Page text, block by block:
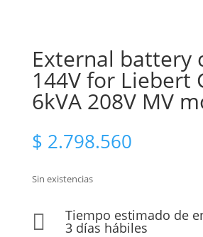
External battery
144V for Liebert
6kVA 208V MV
$ 2.798.560
Sin existencias
 Tiempo estimado de
3 días hábiles